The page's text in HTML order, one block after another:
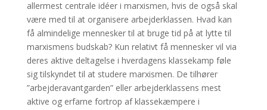
allermest centrale idéer i marxismen, hvis de også skal
være med til at organisere arbejderklassen. Hvad kan
få almindelige mennesker til at bruge tid på at lytte til
marxismens budskab? Kun relativt få mennesker vil via
deres aktive deltagelse i hverdagens klassekamp føle
sig tilskyndet til at studere marxismen. De tilhører
”arbejderavantgarden” eller arbejderklassens mest
aktive og erfarne fortrop af klassekæmpere i